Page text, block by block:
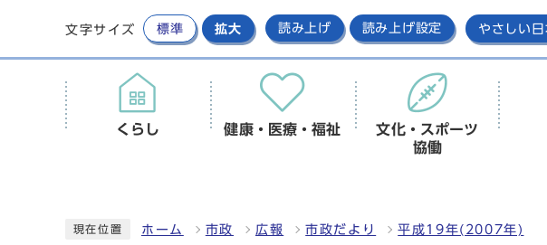
文字サイズ 標準 拡大 読み上げ 読み上げ設定 やさしい日
くらし 健康・医療・福祉
文化・スポーツ
協働
現在位置 ホーム 市政 広報 市政だより 平成19年(2007年)